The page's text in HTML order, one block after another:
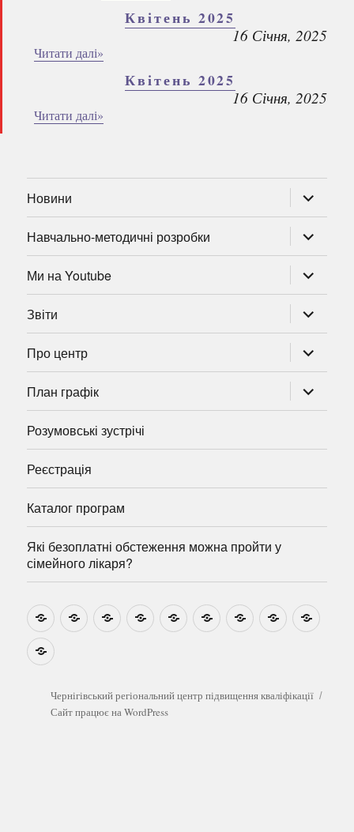
Квітень 2025
16 Січня, 2025
Читати далі»
Квітень 2025
16 Січня, 2025
Читати далі»
Новини
підменю
Навчально-методичні розробки
підменю
Ми на Youtube
підменю
Звіти
підменю
Про центр
підменю
План графік
підменю
Розумовські зустрічі
Реєстрація
Каталог програм
Які безоплатні обстеження можна пройти у
сімейного лікаря?
НовиниНавчально-
методичні
Ми
на
Звіти Про
центр
План
графік
Розумовські
зустрічі
Реєстрація
Які
безоплатні
можна
пройти
у
Чернігівський регіональний центр підвищення кваліфікації
Сайт працює на WordPress